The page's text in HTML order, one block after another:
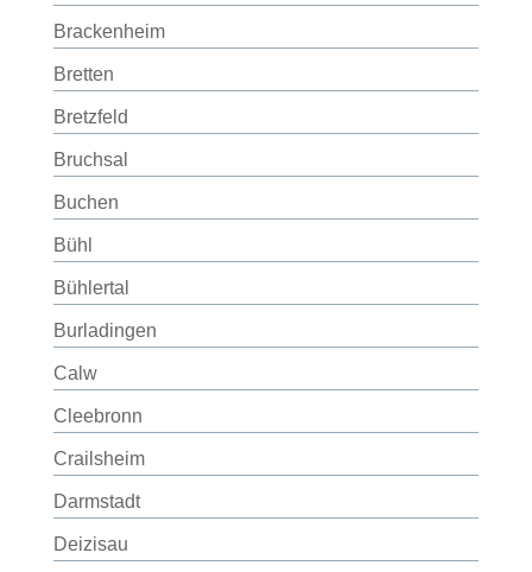
Brackenheim
Bretten
Bretzfeld
Bruchsal
Buchen
Bühl
Bühlertal
Burladingen
Calw
Cleebronn
Crailsheim
Darmstadt
Deizisau